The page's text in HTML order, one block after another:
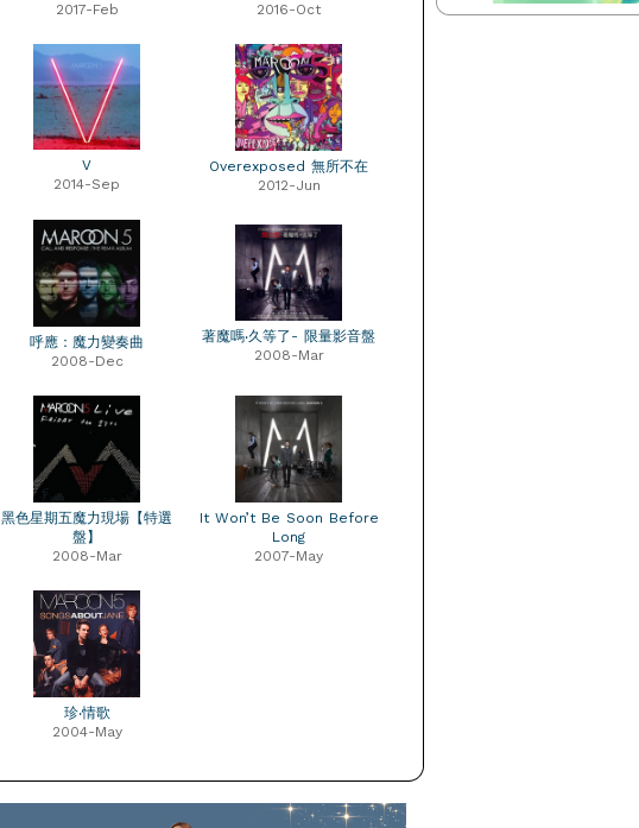
2017-Feb
2016-Oct
V
2014-Sep
Overexposed 無所不在
2012-Jun
呼應：魔力變奏曲
2008-Dec
著魔嗎‧久等了- 限量影音盤
2008-Mar
黑色星期五魔力現場【特選
盤】
2008-Mar
It Won’t Be Soon Before
Long
2007-May
珍‧情歌
2004-May